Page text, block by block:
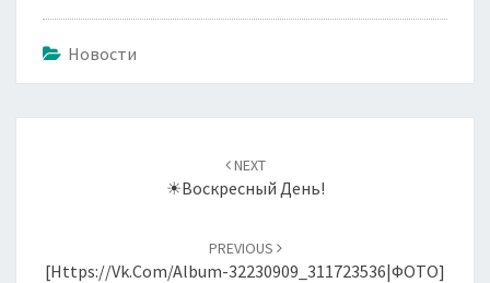
Новости
NEXT
☀Воскресный День!
PREVIOUS
[https://vk.com/album-32230909_311723536|ФОТО]